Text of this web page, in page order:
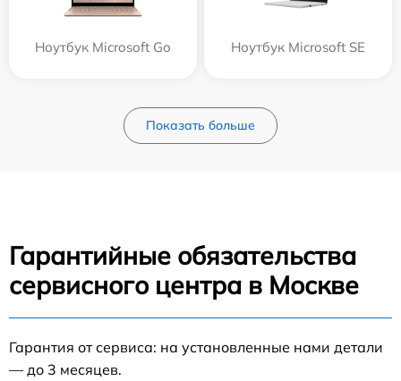
Ноутбук Microsoft Go Ноутбук Microsoft SE
Показать больше
Гарантийные обязательства
сервисного центра в Москве
Гарантия от сервиса: на установленные нами детали
— до 3 месяцев.